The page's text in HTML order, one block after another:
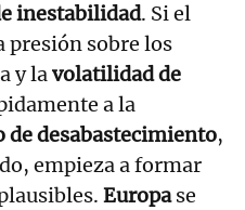
inestabilidad. Si el
presión sobre los
y lavolatilidad de
a la
de desabastecimiento,
empieza a formar
Europase